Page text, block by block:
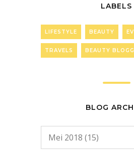
LABELS
LIFESTYLE BEAUTY
TRAVELS BEAUTY
BLOG